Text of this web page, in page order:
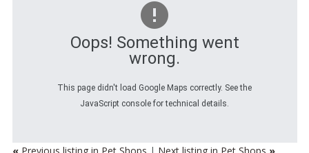
Oops! Something went
wrong.
This page didn't load Google Maps correctly. See the
JavaScript console for technical details.